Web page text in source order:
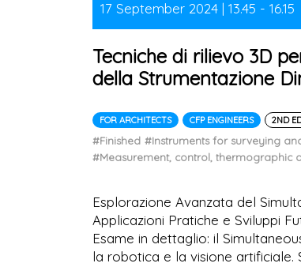
17 September 2024 | 13.45 - 16.15
Tecniche di rilievo 3D
della Strumentazione
FOR ARCHITECTS CFP ENGINEERS 2ND
#Finished #Instruments for surveying
#Measurement, control, thermographic
Esplorazione Avanzata del
Applicazioni Pratiche e Sviluppi
Esame in dettaglio: il
la robotica e la visione artificiale.